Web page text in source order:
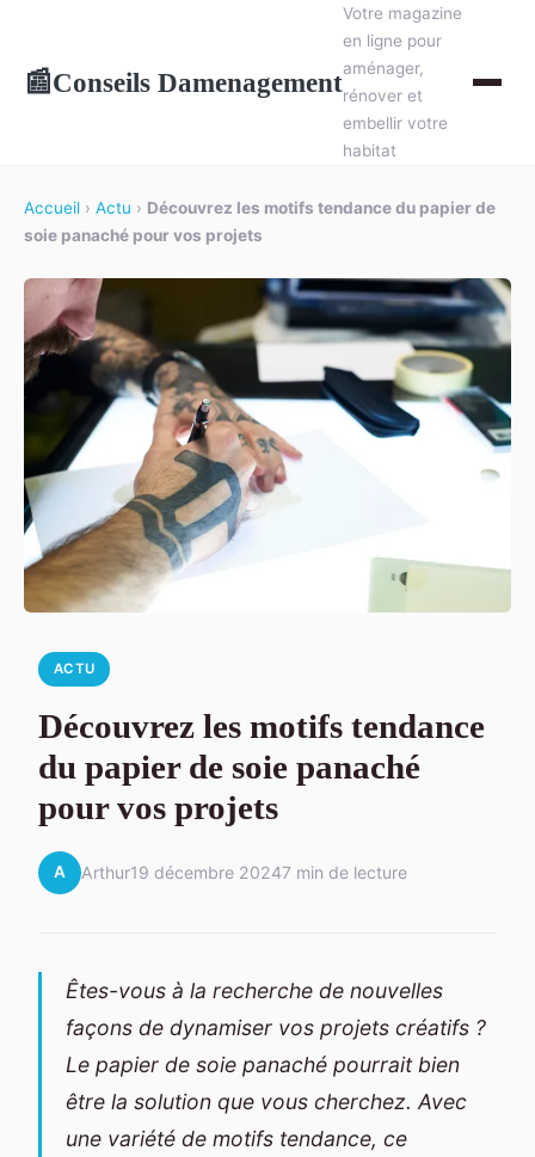
📰Conseils Damenagement
Votre magazine
en ligne pour
aménager,
rénover et
embellir votre
habitat
Accueil › Actu › Découvrez les motifs tendance du papier de
soie panaché pour vos projets
ACTU
Découvrez les motifs tendance
du papier de soie panaché
pour vos projets
A Arthur19 décembre 20247 min de lecture
Êtes-vous à la recherche de nouvelles
façons de dynamiser vos projets créatifs ?
Le papier de soie panaché pourrait bien
être la solution que vous cherchez. Avec
une variété de motifs tendance, ce